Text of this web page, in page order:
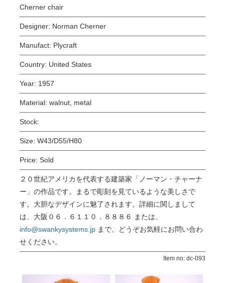
Cherner chair
Designer: Norman Cherner
Manufact: Plycraft
Country: United States
Year: 1957
Material: walnut, metal
Stock:
Size: W43/D55/H80
Price: Sold
２０世紀アメリカを代表する建築家「ノーマン・チャーナ
ー」の作品です。まるで彫刻を見ているような美しさで
す。大胆なデザインに魅了されます。詳細に関しまして
は、大阪０６．６１１０．８８８６ または、
info@swankysystems.jp まで、どうぞお気軽にお問い合わ
せください。
Item no: dc-093